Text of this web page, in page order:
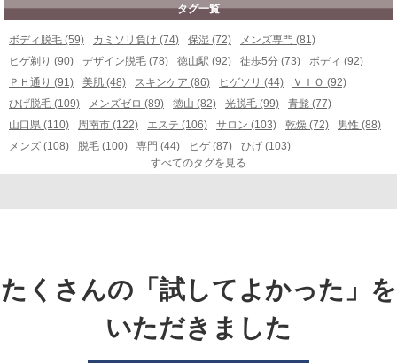
タグ一覧
ボディ脱毛 (59) カミソリ負け (74) 保湿 (72)
メンズ専門 (81)
ヒゲ剃り (90)
デザイン脱毛 (78) 徳山駅 (92) 徒歩5分 (73)
ボディ (92)
ＰＨ通り (91)
美肌 (48) スキンケア (86) ヒゲソリ (44)
ＶＩＯ (92)
ひげ脱毛 (109)
メンズゼロ (89) 徳山 (82) 光脱毛 (99)
青髭 (77)
山口県 (110)
周南市 (122) エステ (106) サロン (103) 乾燥 (72)
男性 (88)
メンズ (108)
脱毛 (100) 専門 (44) ヒゲ (87)
ひげ (103)
すべてのタグを見る
たくさんの「試してよかった」を
いただきました